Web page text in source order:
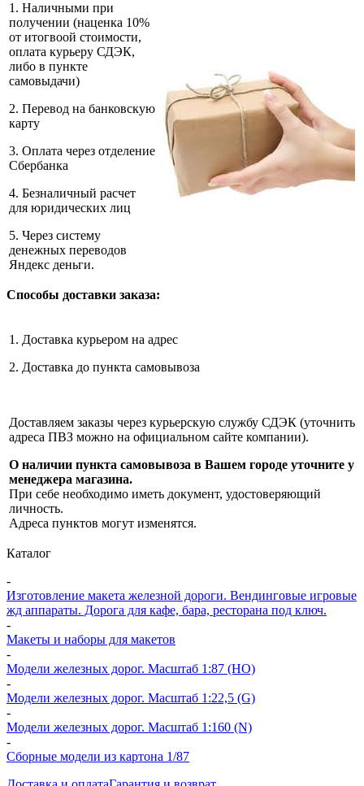
1. Наличными при
получении (наценка 10%
от итогвоой стоимости,
оплата курьеру СДЭК,
либо в пункте
самовыдачи)
2. Перевод на банковскую
карту
3. Оплата через отделение
Сбербанка
4. Безналичный расчет
для юридических лиц
5. Через систему
денежных переводов
Яндекс деньги.
Способы доставки заказа:
1. Доставка курьером на адрес
2. Доставка до пункта самовывоза
Доставляем заказы через курьерскую службу СДЭК (уточнить
адреса ПВЗ можно на официальном сайте компании).
О наличии пункта самовывоза в Вашем городе уточните у
менеджера магазина.
При себе необходимо иметь документ, удостоверяющий
личность.
Адреса пунктов могут изменятся.
Каталог
-
Изготовление макета железной дороги. Вендинговые игровые
жд аппараты. Дорога для кафе, бара, ресторана под ключ.
-
Макеты и наборы для макетов
-
Модели железных дорог. Масштаб 1:87 (HO)
-
Модели железных дорог. Масштаб 1:22,5 (G)
-
Модели железных дорог. Масштаб 1:160 (N)
-
Сборные модели из картона 1/87